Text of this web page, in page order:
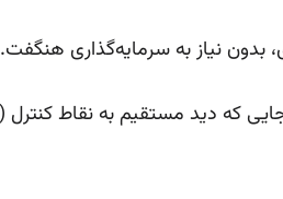
بدون نیاز به سرمایه‌گذاری هنگفت.